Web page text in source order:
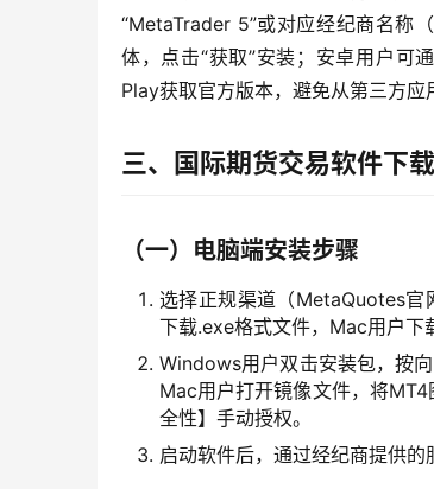
“MetaTrader 5”或对应经纪商名称
体，点击“获取”安装；安卓用户可
Play获取官方版本，避免从第三方应
三、国际期货交易软件下
（一）电脑端安装步骤
选择正规渠道（MetaQuotes
下载.exe格式文件，Mac用户下
Windows用户双击安装包，按向
Mac用户打开镜像文件，将MT4
全性】手动授权。
启动软件后，通过经纪商提供的